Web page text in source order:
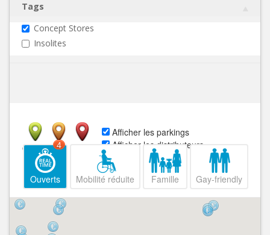
Tags
Concept Stores
Insolites
Afficher les parkings
Afficher les distributeurs
Ouvert
Ouverts
4
Mobilité réduite Famille Gay-friendly